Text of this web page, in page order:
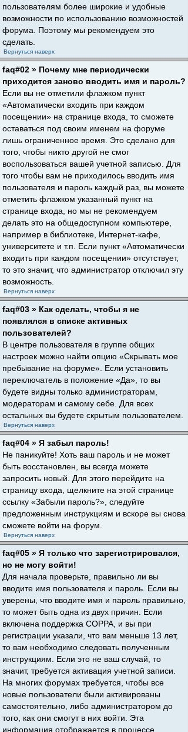
пользователям более широкие и удобные
возможности по использованию возможностей
форума. Поэтому мы рекомендуем это
сделать.
Вернуться наверх
faq#02 » Почему мне периодически
приходится заново вводить имя и пароль?
Если вы не отметили флажком пункт
«Автоматически входить при каждом
посещении» на странице входа, то сможете
оставаться под своим именем на форуме
лишь ограниченное время. Это сделано для
того, чтобы никто другой не смог
воспользоваться вашей учетной записью. Для
того чтобы вам не приходилось вводить имя
пользователя и пароль каждый раз, вы можете
отметить флажком указанный пункт на
странице входа, но мы не рекомендуем
делать это на общедоступном компьютере,
например в библиотеке, Интернет-кафе,
университете и т.п. Если пункт «Автоматически
входить при каждом посещении» отсутствует,
то это значит, что администратор отключил эту
возможность.
Вернуться наверх
faq#03 » Как сделать, чтобы я не
появлялся в списке активных
пользователей?
В центре пользователя в группе общих
настроек можно найти опцию «Скрывать мое
пребывание на форуме». Если установить
переключатель в положение «Да», то вы
будете видны только администраторам,
модераторам и самому себе. Для всех
остальных вы будете скрытым пользователем.
Вернуться наверх
faq#04 » Я забыл пароль!
Не паникуйте! Хоть ваш пароль и не может
быть восстановлен, вы всегда можете
запросить новый. Для этого перейдите на
страницу входа, щелкните на этой странице
ссылку «Забыли пароль?», следуйте
предложенным инструкциям и вскоре вы снова
сможете войти на форум.
Вернуться наверх
faq#05 » Я только что зарегистрировался,
но не могу войти!
Для начала проверьте, правильно ли вы
вводите имя пользователя и пароль. Если вы
уверены, что вводите имя и пароль правильно,
то может быть одна из двух причин. Если
включена поддержка COPPA, и вы при
регистрации указали, что вам меньше 13 лет,
то вам необходимо следовать полученным
инструкциям. Если это не ваш случай, то
значит, требуется активация учетной записи.
На многих форумах требуется, чтобы все
новые пользователи были активированы
самостоятельно, либо администратором до
того, как они смогут в них войти. Эта
информация отображается в процессе